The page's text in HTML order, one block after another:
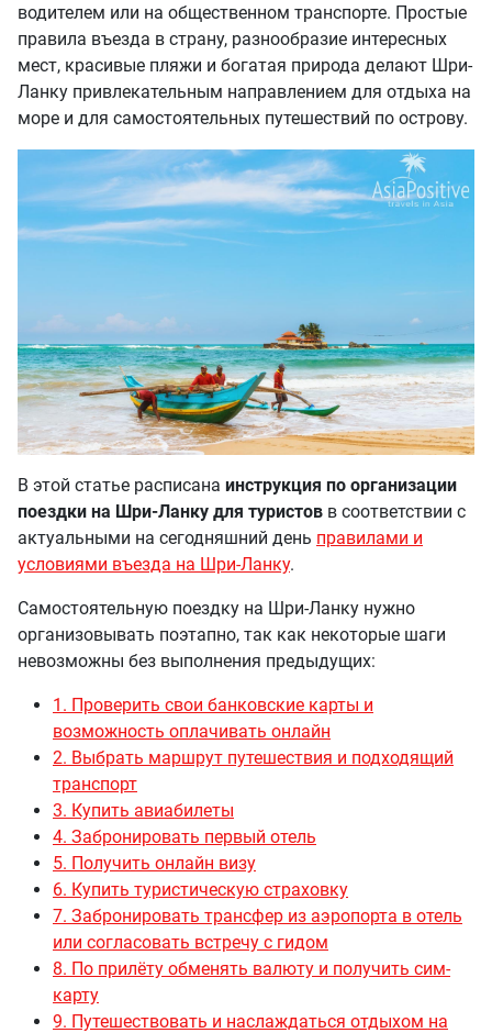
водителем или на общественном транспорте. Простые
правила въезда в страну, разнообразие интересных
мест, красивые пляжи и богатая природа делают Шри-
Ланку привлекательным направлением для отдыха на
море и для самостоятельных путешествий по острову.
В этой статье расписана инструкция по организации
поездки на Шри-Ланку для туристов в соответствии с
актуальными на сегодняшний день правилами и
условиями въезда на Шри-Ланку.
Самостоятельную поездку на Шри-Ланку нужно
организовывать поэтапно, так как некоторые шаги
невозможны без выполнения предыдущих:
1. Проверить свои банковские карты и
возможность оплачивать онлайн
2. Выбрать маршрут путешествия и подходящий
транспорт
3. Купить авиабилеты
4. Забронировать первый отель
5. Получить онлайн визу
6. Купить туристическую страховку
7. Забронировать трансфер из аэропорта в отель
или согласовать встречу с гидом
8. По прилёту обменять валюту и получить сим-
карту
9. Путешествовать и наслаждаться отдыхом на